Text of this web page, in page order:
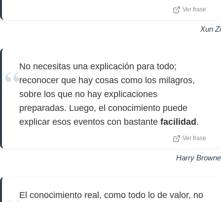
Ver frase
Xun Zi
No necesitas una explicación para todo;
reconocer que hay cosas como los milagros,
sobre los que no hay explicaciones
preparadas. Luego, el conocimiento puede
explicar esos eventos con bastante facilidad .
Ver frase
Harry Browne
El conocimiento real, como todo lo de valor, no